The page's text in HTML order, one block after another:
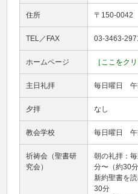
住所 〒150-0042
TEL／FAX 03-3463-
ホームページ ［ここをクリ
主日礼拝 毎日曜日 午
夕拝 なし
教会学校 毎日曜日 午
祈祷会（聖書研
究会）
朝の礼拝：
分〜（約30分
新約聖書を
30分